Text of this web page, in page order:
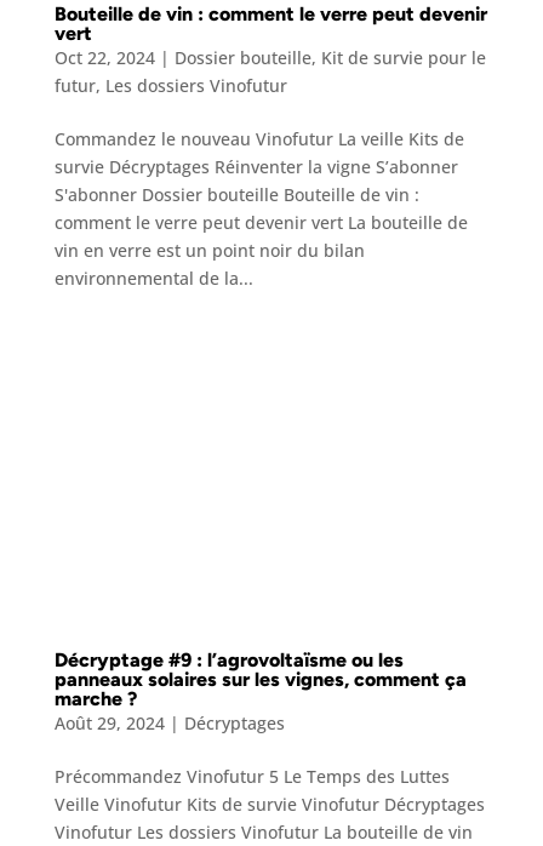
Bouteille de vin : comment le verre peut devenir
vert
Oct 22, 2024| Dossier bouteille, Kit de survie pour le
futur, Les dossiers Vinofutur
Commandez le nouveau Vinofutur La veille Kits de
survie Décryptages Réinventer la vigne S’abonner
S'abonner Dossier bouteille Bouteille de vin :
comment le verre peut devenir vert La bouteille de
vin en verre est un point noir du bilan
environnemental de la...
Décryptage #9 : l’agrovoltaïsme ou les
panneaux solaires sur les vignes, comment ça
marche ?
Août 29, 2024| Décryptages
Précommandez Vinofutur 5 Le Temps des Luttes
Veille Vinofutur Kits de survie Vinofutur Décryptages
Vinofutur Les dossiers Vinofutur La bouteille de vin